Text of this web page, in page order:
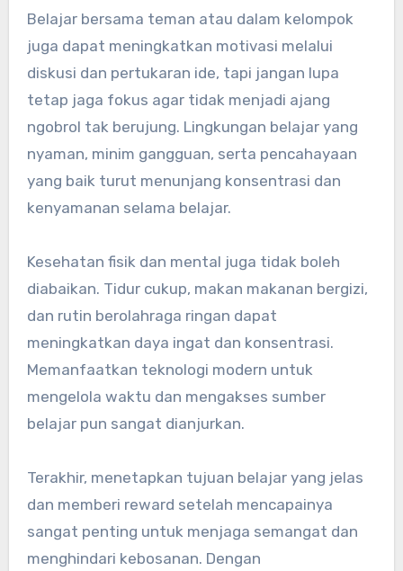
Belajar bersama teman atau dalam kelompok
juga dapat meningkatkan motivasi melalui
diskusi dan pertukaran ide, tapi jangan lupa
tetap jaga fokus agar tidak menjadi ajang
ngobrol tak berujung. Lingkungan belajar yang
nyaman, minim gangguan, serta pencahayaan
yang baik turut menunjang konsentrasi dan
kenyamanan selama belajar.
Kesehatan fisik dan mental juga tidak boleh
diabaikan. Tidur cukup, makan makanan bergizi,
dan rutin berolahraga ringan dapat
meningkatkan daya ingat dan konsentrasi.
Memanfaatkan teknologi modern untuk
mengelola waktu dan mengakses sumber
belajar pun sangat dianjurkan.
Terakhir, menetapkan tujuan belajar yang jelas
dan memberi reward setelah mencapainya
sangat penting untuk menjaga semangat dan
menghindari kebosanan. Dengan